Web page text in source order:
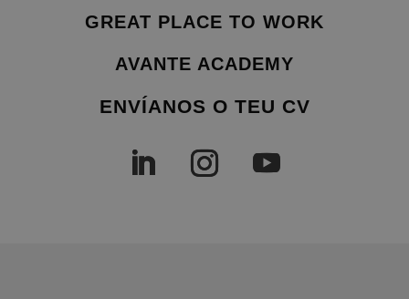
GREAT PLACE TO WORK
AVANTE ACADEMY
ENVÍANOS O TEU CV